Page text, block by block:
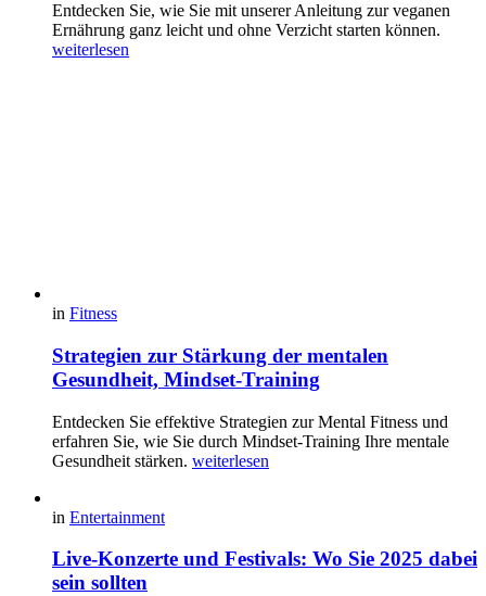
Entdecken Sie, wie Sie mit unserer Anleitung zur veganen
Ernährung ganz leicht und ohne Verzicht starten können.
weiterlesen
in Fitness
Strategien zur Stärkung der mentalen
Gesundheit, Mindset-Training
Entdecken Sie effektive Strategien zur Mental Fitness und
erfahren Sie, wie Sie durch Mindset-Training Ihre mentale
Gesundheit stärken. weiterlesen
in Entertainment
Live-Konzerte und Festivals: Wo Sie 2025 dabei
sein sollten